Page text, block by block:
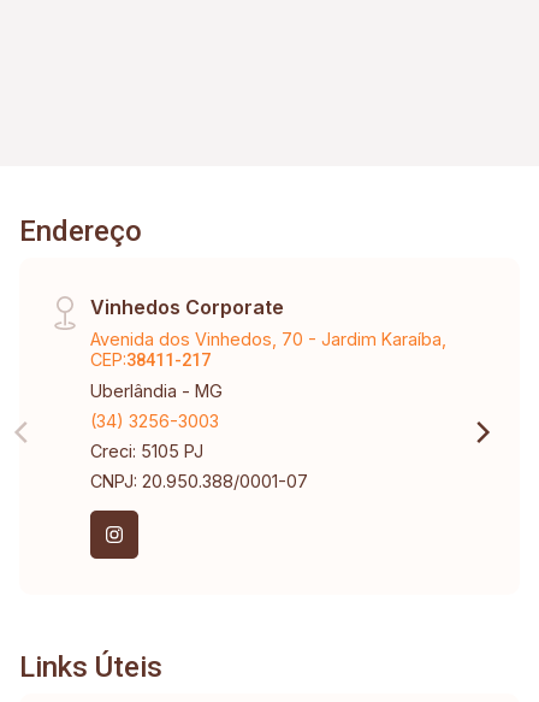
Endereço
Vinhedos Corporate
Avenida dos Vinhedos, 70 - Jardim Karaíba,
CEP:38411-217
Uberlândia - MG
(34) 3256-3003
Creci: 5105 PJ
CNPJ: 20.950.388/0001-07
Links Úteis